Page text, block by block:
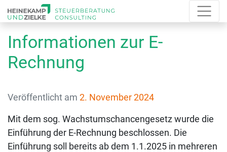
Informationen zur E-
Rechnung
Veröffentlicht am 2. November 2024
Mit dem sog. Wachstumschancengesetz wurde die
Einführung der E-Rechnung beschlossen. Die
Einführung soll bereits ab dem 1.1.2025 in mehreren